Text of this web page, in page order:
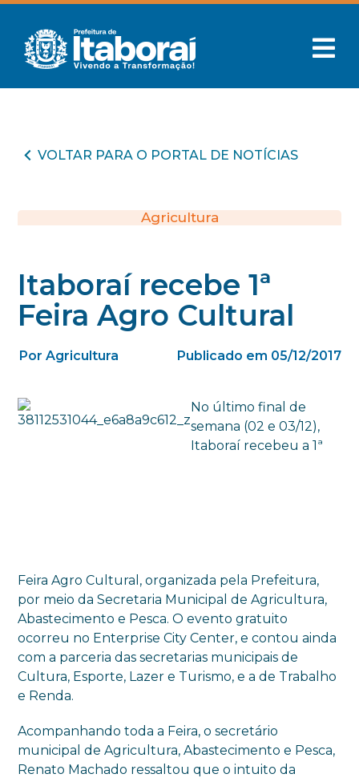
VOLTAR PARA O PORTAL DE NOTÍCIAS
Agricultura
Itaboraí recebe 1ª
Feira Agro Cultural
Por Agricultura Publicado em 05/12/2017
No último final de
semana (02 e 03/12),
Itaboraí recebeu a 1ª
Feira Agro Cultural, organizada pela Prefeitura,
por meio da Secretaria Municipal de Agricultura,
Abastecimento e Pesca. O evento gratuito
ocorreu no Enterprise City Center, e contou ainda
com a parceria das secretarias municipais de
Cultura, Esporte, Lazer e Turismo, e a de Trabalho
e Renda.
Acompanhando toda a Feira, o secretário
municipal de Agricultura, Abastecimento e Pesca,
Renato Machado ressaltou que o intuito da